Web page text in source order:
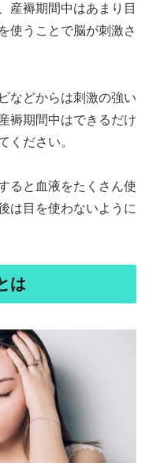
産褥期間中はあまり目
使うことで脳が刺激さ
などからは刺激の強い
褥期間中はできるだけ
ください。
ると血液をたくさん使
は目を使わないように
は